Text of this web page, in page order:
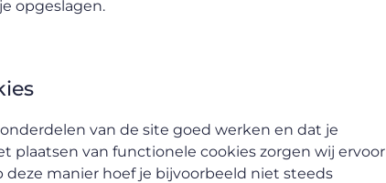
opgeslagen.
van de site goed werken en dat je
plaatsen van functionele cookies zorgen wij ervoor
manier hoef je bijvoorbeeld niet steeds